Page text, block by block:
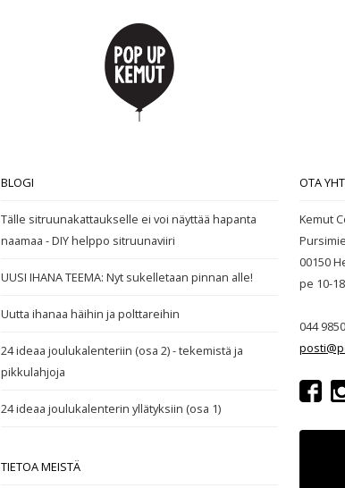
BLOGI
Tälle sitruunakattaukselle ei voi näyttää hapanta
naamaa - DIY helppo sitruunaviiri
UUSI IHANA TEEMA: Nyt sukelletaan pinnan alle!
Uutta ihanaa häihin ja polttareihin
24 ideaa joulukalenteriin (osa 2) - tekemistä ja
pikkulahjoja
24 ideaa joulukalenterin yllätyksiin (osa 1)
TIETOA MEISTÄ
OTA
Kemut
00150
pe 10-18
044